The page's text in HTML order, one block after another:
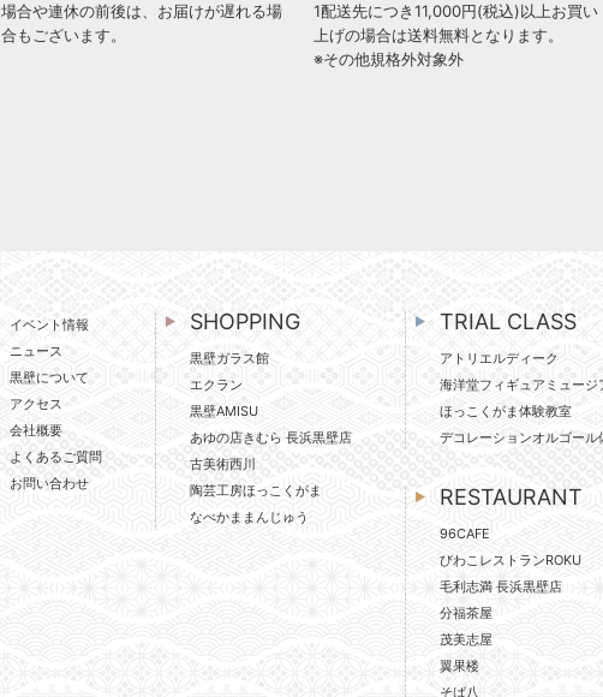
場合や連休の前後は、お届けが遅れる場
合もございます。
1配送先につき11,000円(税込)以上お買い
上げの場合は送料無料となります。
※その他規格外対象外
イベント情報
ニュース
黒壁について
アクセス
会社概要
よくあるご質問
お問い合わせ
SHOPPING
黒壁ガラス館
エクラン
黒壁AMISU
あゆの店きむら 長浜黒壁店
古美術西川
陶芸工房ほっこくがま
なべかままんじゅう
TRIAL CLASS
アトリエルディーク
海洋堂フィギュアミュージ
ほっこくがま体験教室
デコレーションオルゴール
RESTAURANT
96CAFE
びわこレストランROKU
毛利志満 長浜黒壁店
分福茶屋
茂美志屋
翼果楼
そば八